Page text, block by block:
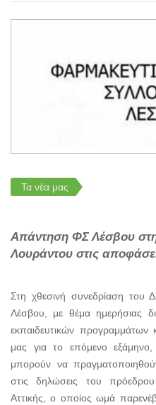
Τα νέα μας
Απάντηση ΦΣ Λέσβου
Λουράντου στις
Στη χθεσινή συνεδρίαση του
Λέσβου, με θέμα ημερήσιας
εκπαιδευτικών
μας για το επόμενο
μπορούν να
στις δηλώσεις του
Αττικής, ο οποίος ωμά